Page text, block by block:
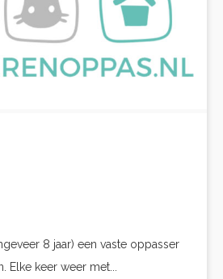
8 jaar) een vaste oppasser
keer weer met...